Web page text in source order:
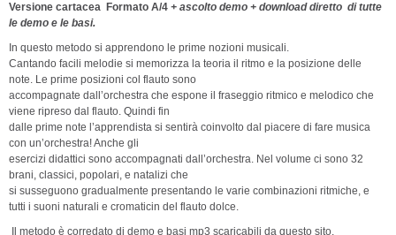
Versione cartacea Formato A/4 + ascolto demo + download diretto di tutte
le demo e le basi.
In questo metodo si apprendono le prime nozioni musicali.
Cantando facili melodie si memorizza la teoria il ritmo e la posizione delle
note. Le prime posizioni col flauto sono
accompagnate dall’orchestra che espone il fraseggio ritmico e melodico che
viene ripreso dal flauto. Quindi fin
dalle prime note l’apprendista si sentirà coinvolto dal piacere di fare musica
con un’orchestra! Anche gli
esercizi didattici sono accompagnati dall’orchestra. Nel volume ci sono 32
brani, classici, popolari, e natalizi che
si susseguono gradualmente presentando le varie combinazioni ritmiche, e
tutti i suoni naturali e cromaticin del flauto dolce.
Il metodo è corredato di demo e basi mp3 scaricabili da questo sito.